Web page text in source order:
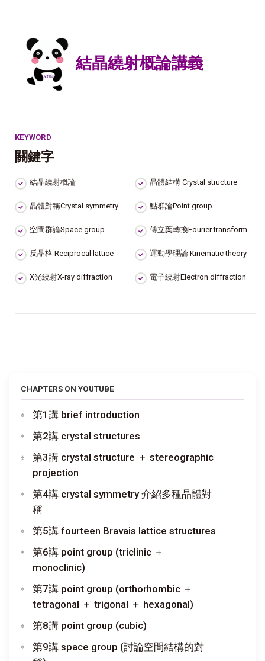
結晶繞射概論講義
KEYWORD
關鍵字
結晶繞射概論 晶體結構 Crystal structure
晶體對稱Crystal symmetry 點群論Point group
空間群論Space group 傅立葉轉換Fourier transform
反晶格 Reciprocal lattice 運動學理論 Kinematic theory
X光繞射X-ray diffraction 電子繞射Electron diffraction
CHAPTERS ON YOUTUBE
第1講 brief introduction
第2講 crystal structures
第3講 crystal structure ＋ stereographic
projection
第4講 crystal symmetry 介紹多種晶體對
稱
第5講 fourteen Bravais lattice structures
第6講 point group (triclinic ＋
monoclinic)
第7講 point group (orthorhombic ＋
tetragonal ＋ trigonal ＋ hexagonal)
第8講 point group (cubic)
第9講 space group (討論空間結構的對